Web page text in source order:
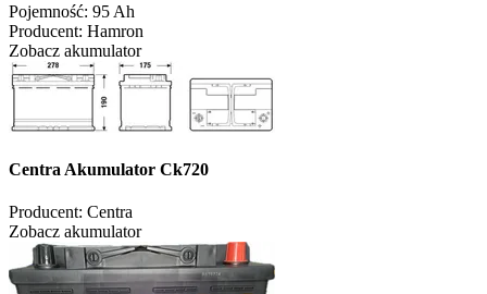
Pojemność: 95 Ah
Producent: Hamron
Zobacz akumulator
Centra Akumulator Ck720
Producent: Centra
Zobacz akumulator